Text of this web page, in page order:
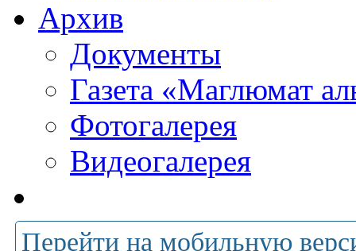
Архив
Документы
Газета «Маглюмат
Фотогалерея
Видеогалерея
Перейти на мобильную